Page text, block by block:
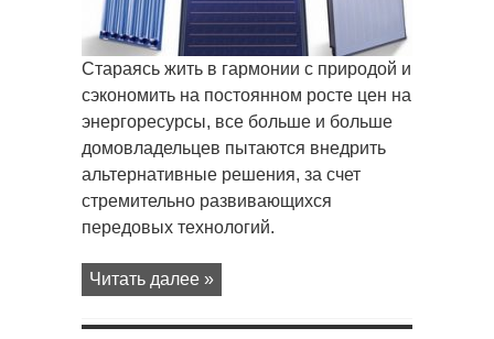
Стараясь жить в гармонии с природой и
сэкономить на постоянном росте цен на
энергоресурсы, все больше и больше
домовладельцев пытаются внедрить
альтернативные решения, за счет
стремительно развивающихся
передовых технологий.
Читать далее »